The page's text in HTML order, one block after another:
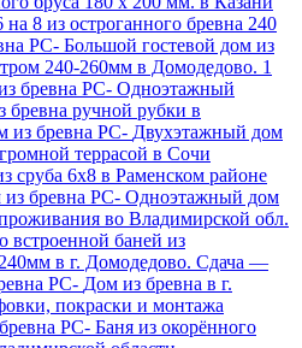
на 8 из остроганного бревна 240
Большой гостевой дом из
240-260мм в Домодедово. 1
Одноэтажный
бревна ручной рубки в
Двухэтажный дом
террасой в Сочи
сруба 6х8 в Раменском районе
Одноэтажный дом
во Владимирской обл.
встроенной баней из
в г. Домодедово. Сдача —
Дом из бревна в г.
покраски и монтажа
Баня из окорённого